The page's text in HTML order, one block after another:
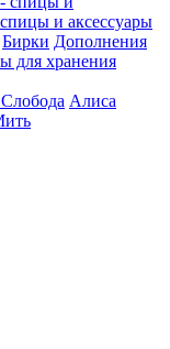
и аксессуары
Бирки Дополнения
для хранения
Алиса